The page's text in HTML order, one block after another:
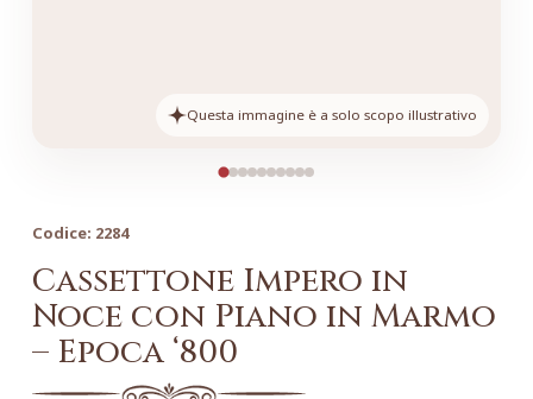
Questa immagine è a solo scopo illustrativo
Codice: 2284
Cassettone Impero in
Noce con Piano in Marmo
– Epoca ‘800